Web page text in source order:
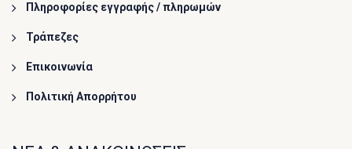
Πληροφορίες εγγραφής / πληρωμών
Τράπεζες
Επικοινωνία
Πολιτική Απορρήτου